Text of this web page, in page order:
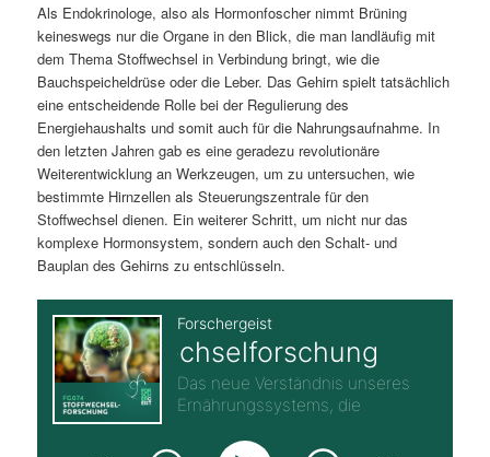
e
n
Als Endokrinologe, also als Hormonfoscher nimmt Brüning
keineswegs nur die Organe in den Blick, die man landläufig mit
dem Thema Stoffwechsel in Verbindung bringt, wie die
Bauchspeicheldrüse oder die Leber. Das Gehirn spielt tatsächlich
eine entscheidende Rolle bei der Regulierung des
Energiehaushalts und somit auch für die Nahrungsaufnahme. In
den letzten Jahren gab es eine geradezu revolutionäre
Weiterentwicklung an Werkzeugen, um zu untersuchen, wie
bestimmte Hirnzellen als Steuerungszentrale für den
Stoffwechsel dienen. Ein weiterer Schritt, um nicht nur das
komplexe Hormonsystem, sondern auch den Schalt- und
Bauplan des Gehirns zu entschlüsseln.